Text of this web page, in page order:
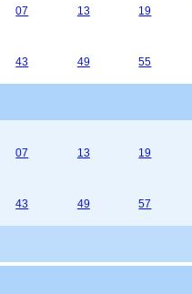
07 13 19
43 49 55
07 13 19
43 49 57